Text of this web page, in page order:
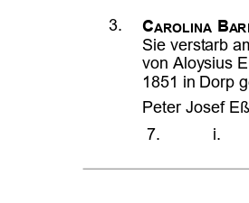
   
